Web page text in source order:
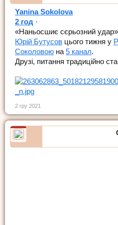
Yanina Sokolova
2 год ·
«Наньосшиє сєрьозний удар»
Юрій Бутусов цього тижня у
Соколовою на 5 канал.
Друзі, питання традиційно
2 гру 2021